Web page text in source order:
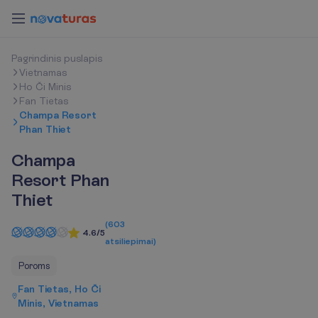
Pagrindinis puslapis
Vietnamas
Ho Či Minis
Fan Tietas
Champa Resort
Phan Thiet
Champa
Resort Phan
Thiet
4.6/5
(603
atsiliepimai)
Poroms
Fan Tietas, Ho Či
Minis, Vietnamas